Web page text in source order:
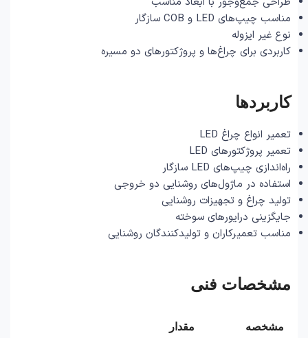
مناسب چیپ‌های LED و COB سازگار
نوع غیر ایزوله
کاربردی برای چراغ‌ها و پروژکتورهای دو مسیره
کاربردها
تعمیر انواع چراغ LED
تعمیر پروژکتورهای LED
راه‌اندازی چیپ‌های LED سازگار
استفاده در ماژول‌های روشنایی دو خروجی
تولید چراغ و تجهیزات روشنایی
جایگزینی درایورهای سوخته
مناسب تعمیرکاران و تولیدکنندگان روشنایی
مشخصات فنی
مشخصه مقدار